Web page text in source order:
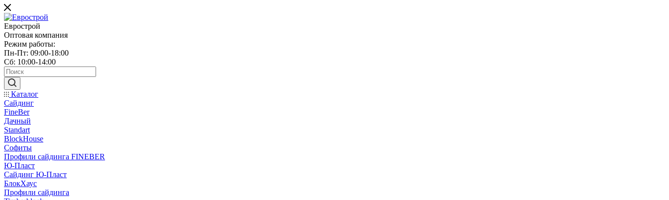
Еврострой
Оптовая компания
Режим работы:
Пн-Пт: 09:00-18:00
Сб: 10:00-14:00
Каталог
Сайдинг
FineBer
Дачный
Standart
BlockHouse
Софиты
Профили сайдинга FINEBER
Ю-Пласт
Сайдинг Ю-Пласт
БлокХаус
Профили сайдинга